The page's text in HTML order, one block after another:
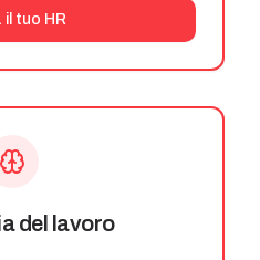
il tuo HR
del lavoro